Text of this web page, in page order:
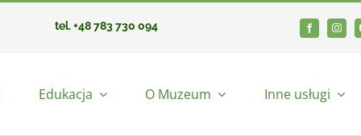
tel. +48 783 730 094
Edukacja O Muzeum Inne usługi